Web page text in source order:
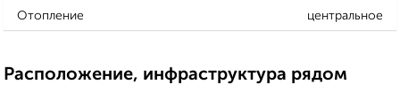
Отопление центральное
Расположение, инфраструктура рядом